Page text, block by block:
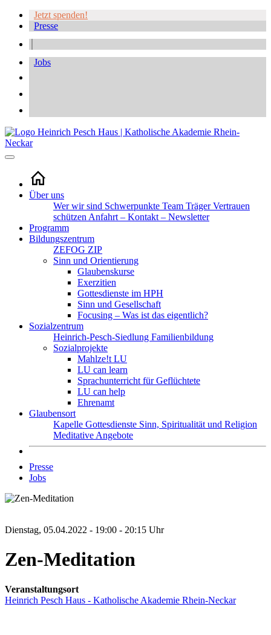
Jetzt spenden!
Presse
Jobs
Über uns
Wer wir sind Schwerpunkte Team TrägerVertrauen
schützen Anfahrt – Kontakt – Newsletter
Programm
Bildungszentrum
ZEFOG ZIP
Sinn und Orientierung
Glaubenskurse
Exerzitien
Gottesdienste im HPH
Sinn und Gesellschaft
Focusing – Was ist das eigentlich?
Sozialzentrum
Heinrich-Pesch-Siedlung Familienbildung
Sozialprojekte
Mahlze!t LU
LU can learn
Sprachunterricht für Geflüchtete
LU can help
Ehrenamt
Glaubensort
Kapelle Gottesdienste Sinn, Spiritualität und Religion
Meditative Angebote
Presse
Jobs
Dienstag, 05.04.2022 - 19:00 - 20:15 Uhr
Zen-Meditation
Veranstaltungsort
Heinrich Pesch Haus - Katholische Akademie Rhein-Neckar